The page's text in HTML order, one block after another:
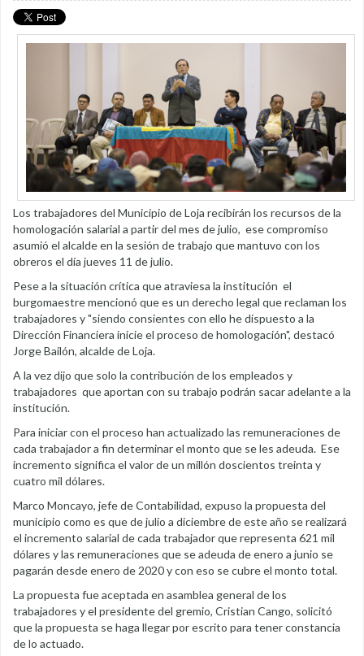
Los trabajadores del Municipio de Loja recibirán los recursos de la
homologación salarial a partir del mes de julio, ese compromiso
asumió el alcalde en la sesión de trabajo que mantuvo con los
obreros el día jueves 11 de julio.
Pese a la situación crítica que atraviesa la institución el
burgomaestre mencionó que es un derecho legal que reclaman los
trabajadores y "siendo consientes con ello he dispuesto a la
Dirección Financiera inicie el proceso de homologación", destacó
Jorge Bailón, alcalde de Loja.
A la vez dijo que solo la contribución de los empleados y
trabajadores que aportan con su trabajo podrán sacar adelante a la
institución.
Para iniciar con el proceso han actualizado las remuneraciones de
cada trabajador a fin determinar el monto que se les adeuda. Ese
incremento significa el valor de un millón doscientos treinta y
cuatro mil dólares.
Marco Moncayo, jefe de Contabilidad, expuso la propuesta del
municipio como es que de julio a diciembre de este año se realizará
el incremento salarial de cada trabajador que representa 621 mil
dólares y las remuneraciones que se adeuda de enero a junio se
pagarán desde enero de 2020 y con eso se cubre el monto total.
La propuesta fue aceptada en asamblea general de los
trabajadores y el presidente del gremio, Cristian Cango, solicitó
que la propuesta se haga llegar por escrito para tener constancia
de lo actuado.